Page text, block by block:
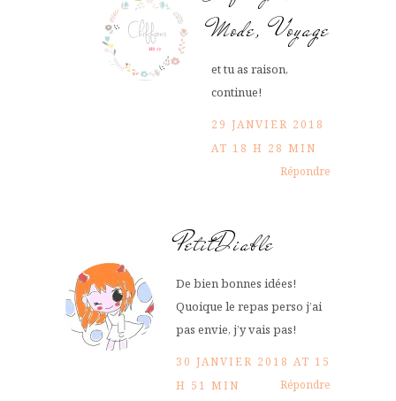
Mode, Voyage
et tu as raison,
continue!
29 JANVIER 2018
AT 18 H 28 MIN
Répondre
PetitDiable
De bien bonnes idées!
Quoique le repas perso j’ai
pas envie, j’y vais pas!
30 JANVIER 2018 AT 15
H 51 MIN
Répondre